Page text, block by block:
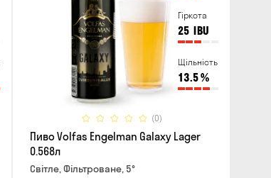
Гіркота
25 IBU
Щільність
13.5%
(0)
Пиво Volfas Engelman Galaxy Lager
0.568л
Світле, Фільтроване, 5°